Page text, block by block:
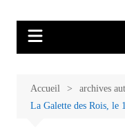
contenu
Malades et
après le
thérapeutique,
Accueil
archives
La Galette des Rois, le